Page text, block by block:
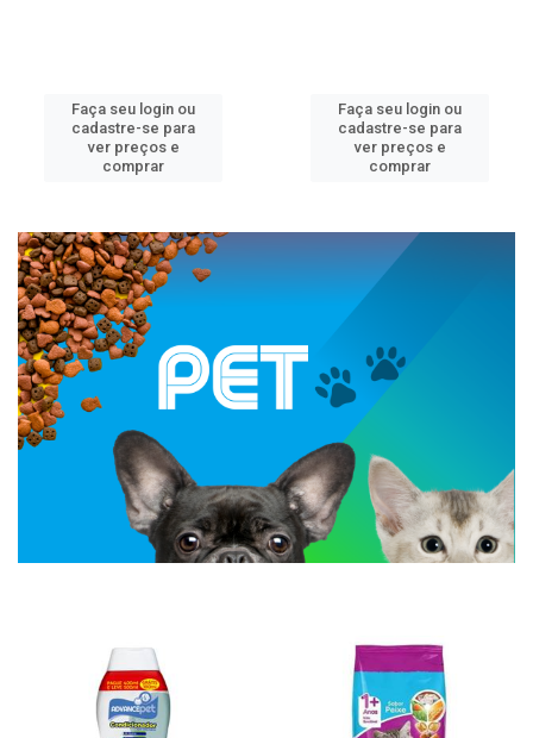
Faça seu login ou
cadastre-se para
ver preços e
comprar
Faça seu login ou
cadastre-se para
ver preços e
comprar